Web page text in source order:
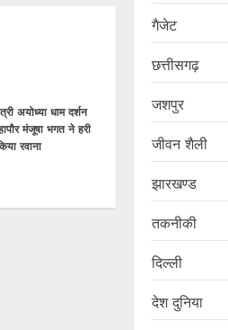
अयोध्या धाम दर्शन
मंजूषा भगत ने हरी
रवाना
गैजेट
छत्तीसगढ़
जशपुर
जीवन शैली
झारखण्ड
तकनीकी
दिल्ली
देश दुनिया